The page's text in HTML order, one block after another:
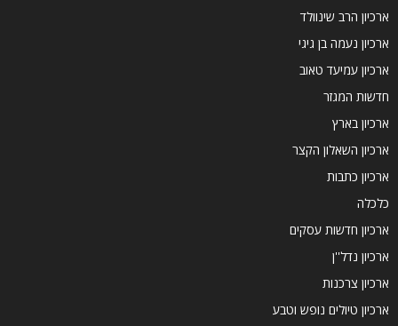
ארכיון הרב שינוולד
ארכיון נעמה בן גיגי
ארכיון עמיעד טאוב
חדשות המגזר
ארכיון בארץ
ארכיון השאלון הקצר
ארכיון כתבות
כלכלה
ארכיון חדשות עסקים
ארכיון נדל''ן
ארכיון צרכנות
ארכיון טיולים נופש וטבע